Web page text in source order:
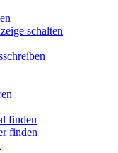
schalten
finden
finden